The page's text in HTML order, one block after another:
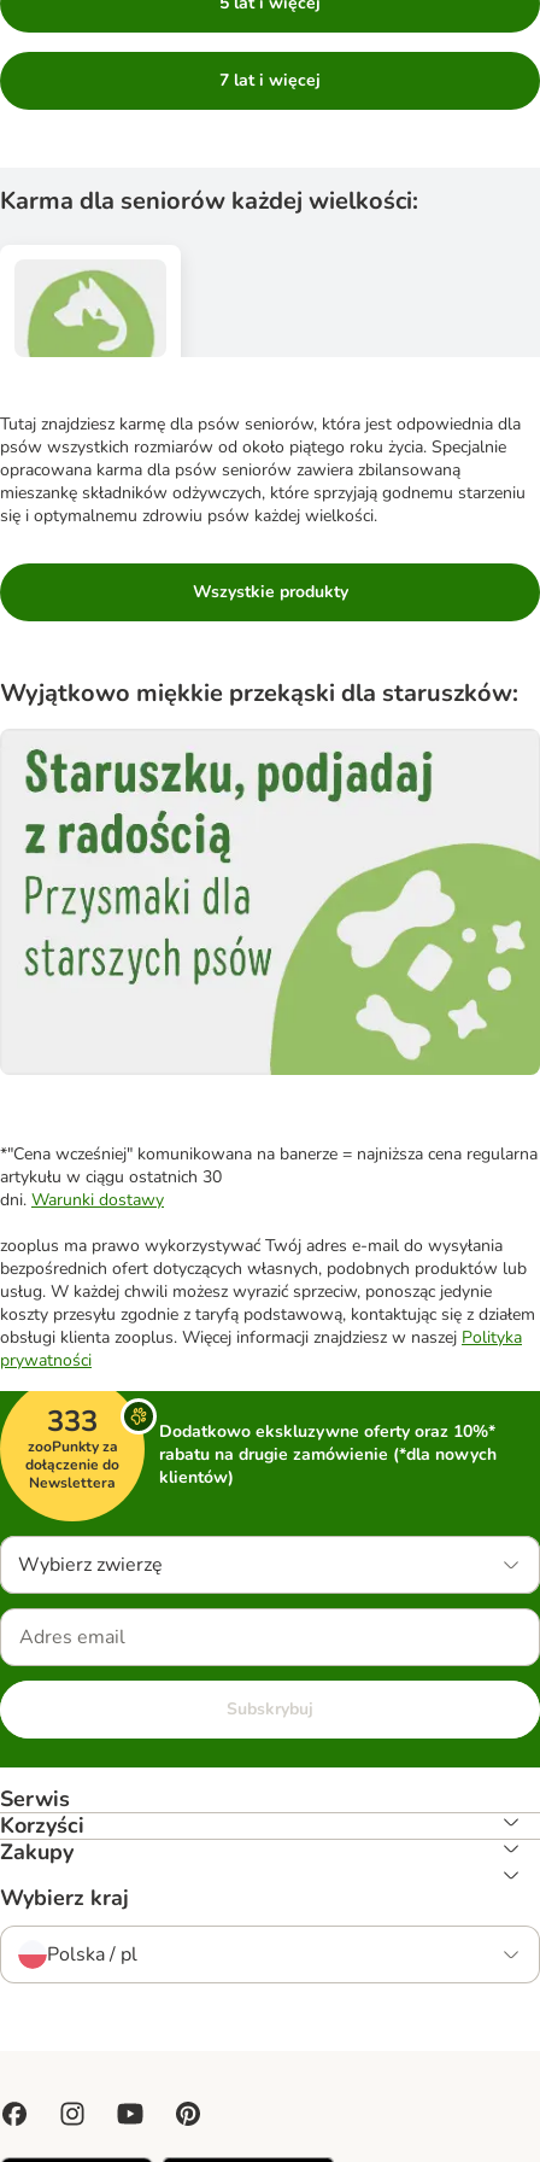
7 lat i więcej
Karma dla seniorów każdej wielkości:
Tutaj znajdziesz karmę dla psów seniorów, która jest odpowiednia dla
psów wszystkich rozmiarów od około piątego roku życia. Specjalnie
opracowana karma dla psów seniorów zawiera zbilansowaną
mieszankę składników odżywczych, które sprzyjają godnemu starzeniu
się i optymalnemu zdrowiu psów każdej wielkości.
Wszystkie produkty
Wyjątkowo miękkie przekąski dla staruszków:
*"Cena wcześniej" komunikowana na banerze = najniższa cena regularna
artykułu w ciągu ostatnich 30
dni. Warunki dostawy
zooplus ma prawo wykorzystywać Twój adres e-mail do wysyłania
bezpośrednich ofert dotyczących własnych, podobnych produktów lub
usług. W każdej chwili możesz wyrazić sprzeciw, ponosząc jedynie
koszty przesyłu zgodnie z taryfą podstawową, kontaktując się z działem
obsługi klienta zooplus. Więcej informacji znajdziesz w naszej Polityka
prywatności
333
zooPunkty za
dołączenie do
Newslettera
Dodatkowo ekskluzywne oferty oraz 10%*
rabatu na drugie zamówienie (*dla nowych
klientów)
Wybierz zwierzę
Subskrybuj
Serwis
Korzyści
Zakupy
Wybierz kraj
Polska / pl